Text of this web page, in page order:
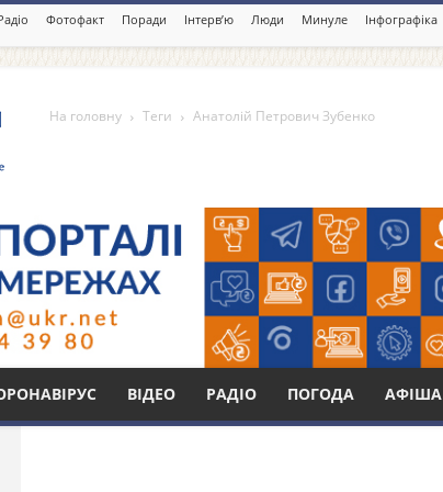
Фотофакт Поради Інтерв’ю Люди Минуле Інфографіка
ВІДЕО РАДІО ПОГОДА АФІША
На головну Теги Анатолій Петрович Зубенко
Зубенко